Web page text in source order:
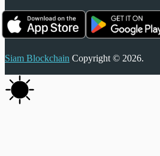
Siam Blockchain Copyright © 2026.